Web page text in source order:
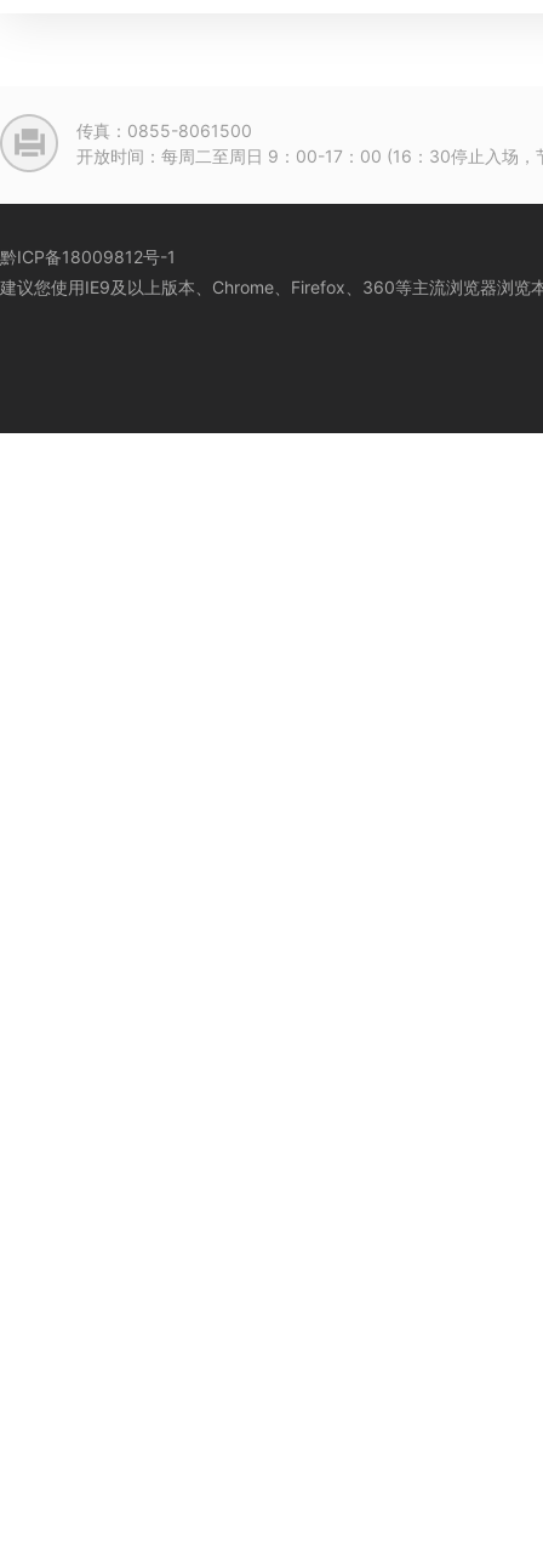
传真：0855-8061500
开放时间：每周二至周日 9：00-17：00 (16：30停止入场
黔ICP备18009812号-1
建议您使用IE9及以上版本、Chrome、Firefox、360等主流浏览器浏览